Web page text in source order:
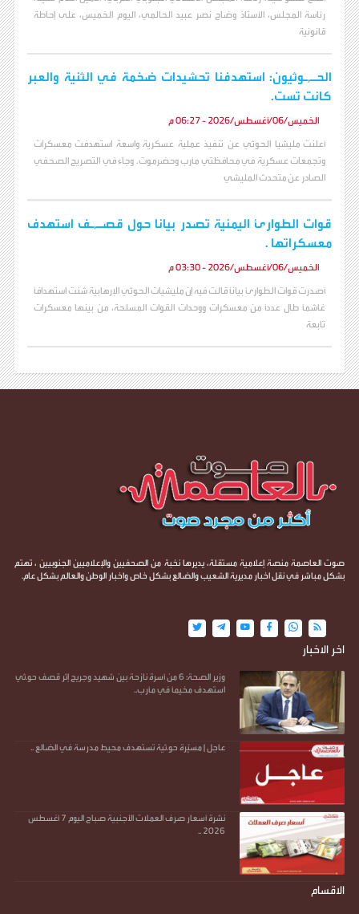
رئاسة المجلس، الأستاذ وضاح نصر عبيد الحالمي، اليوم الخميس، على إحاطة
قانونية
الحـ,ـوثيون: استهدفنا تحشيدات ضخمة في الثنية والعبر
كانت تست.
الخميس/06/أغسطس/2026 - 06:27 م
أعلنت مليشيا الحوثي عن تنفيذ عملية عسكرية واسعة استهدفت معسكرات
وتجمعات عسكرية في محافظتي مأرب وحضرموت. وجاء في التصريح الصحفي
الصادر عن متحدث المليشي
قوات الطوارئ اليمنية تصدر بيانا حول قصـ,ـف استهدف
معسكراتها .
الخميس/06/أغسطس/2026 - 03:30 م
أصدرت قوات الطوارئ بياناً قالت فيه إن مليشيات الحوثي الإرهابية شنت استهدافاً
غاشماً طال عدداً من معسكرات ووحدات القوات المسلحة، من بينها معسكرات
تابعة
صوت العاصمة منصة إعلامية مستقلة، يديرها نخبة من الصحفيين والإعلاميين الجنوبيين ، تهتم
بشكل مباشر في نقل اخبار مديرية الشعيب والضالع بشكل خاص واخبار الوطن والعالم بشكل عام.
اخر الاخبار
وزير الصحة: 6 من أسرة نازحة بين شهيد وجريح إثر قصف حو.ثي
استهدف مخيمًا في مأرب..
عاجل | مسيّرة حو.ثية تستهدف محيط مدرسة في الضالع ..
نشرة أسعار صرف العملات الأجنبية صباح اليوم 7 أغسطس
2026 ..
الاقسام